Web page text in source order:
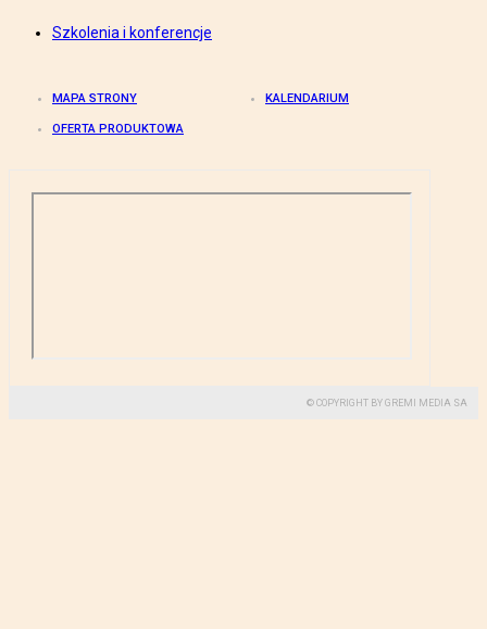
Szkolenia i konferencje
MAPA STRONY KALENDARIUM
OFERTA PRODUKTOWA
© COPYRIGHT BY GREMI MEDIA SA